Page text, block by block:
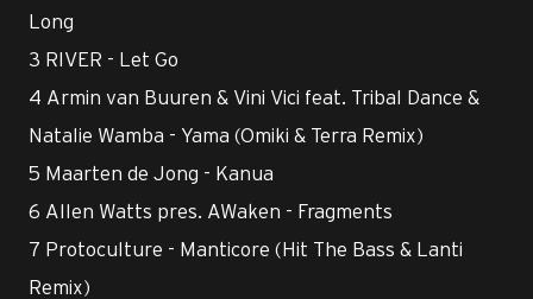
Long
3 RIVER - Let Go
4 Armin van Buuren & Vini Vici feat. Tribal Dance &
Natalie Wamba - Yama (Omiki & Terra Remix)
5 Maarten de Jong - Kanua
6 Allen Watts pres. AWaken - Fragments
7 Protoculture - Manticore (Hit The Bass & Lanti
Remix)